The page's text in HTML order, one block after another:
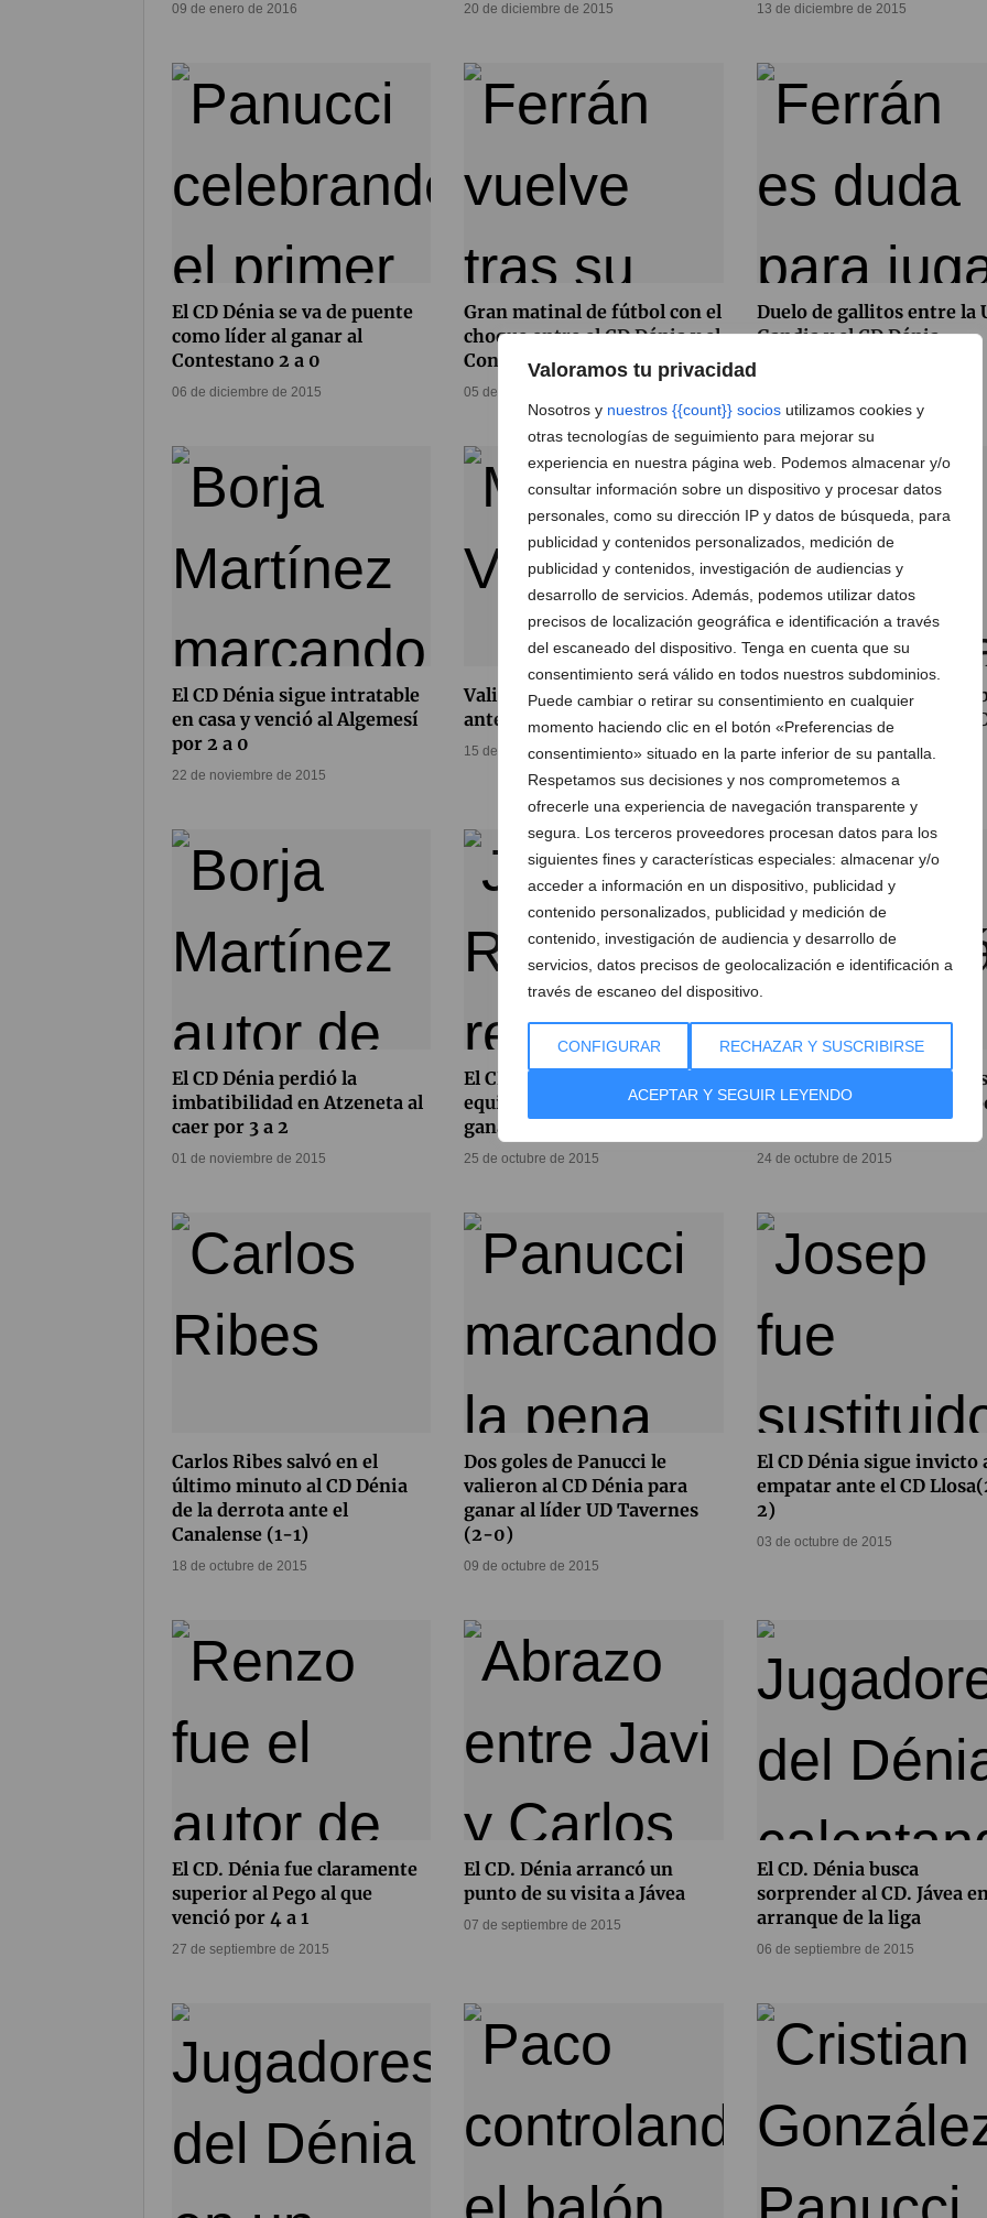
Valoramos tu privacidad
Nosotros y nuestros {{count}} socios utilizamos cookies y
otras tecnologías de seguimiento para mejorar su
experiencia en nuestra página web. Podemos almacenar y/o
consultar información sobre un dispositivo y procesar datos
personales, como su dirección IP y datos de búsqueda, para
publicidad y contenidos personalizados, medición de
publicidad y contenidos, investigación de audiencias y
desarrollo de servicios. Además, podemos utilizar datos
precisos de localización geográfica e identificación a través
del escaneado del dispositivo. Tenga en cuenta que su
consentimiento será válido en todos nuestros subdominios.
Puede cambiar o retirar su consentimiento en cualquier
momento haciendo clic en el botón «Preferencias de
consentimiento» situado en la parte inferior de su pantalla.
Respetamos sus decisiones y nos comprometemos a
ofrecerle una experiencia de navegación transparente y
segura. Los terceros proveedores procesan datos para los
siguientes fines y características especiales: almacenar y/o
acceder a información en un dispositivo, publicidad y
contenido personalizados, publicidad y medición de
contenido, investigación de audiencia y desarrollo de
servicios, datos precisos de geolocalización e identificación a
través de escaneo del dispositivo.
CONFIGURAR RECHAZAR Y SUSCRIBIRSE
ACEPTAR Y SEGUIR LEYENDO
09 de enero de 2016 20 de diciembre de 2015 13 de diciembre de 2015
El CD Dénia se va de puente
como líder al ganar al
Contestano 2 a 0
06 de diciembre de 2015
Gran matinal de fútbol con el
choque entre el CD Dénia y el
Contestano
05 de diciembre de 2015
Duelo de gallitos entre la
Gandia y el CD Dénia
El CD Dénia sigue intratable
en casa y venció al Algemesí
por 2 a 0
22 de noviembre de 2015
Valioso empate del CD Dénia
ante el Alcoyano B (0-0)
15 de noviembre de 2015
El CD Dénia sigue
en su feudo y goleó a la
Oliva(3-0)
08 de noviembre de 2015
El CD Dénia perdió la
imbatibilidad en Atzeneta al
caer por 3 a 2
01 de noviembre de 2015
El CD Dénia es el único
equipo invicto del grupo al
ganar al At. Alginet (4-0)
25 de octubre de 2015
El CD Dénia tiene las
Ferrán y Josep para el
24 de octubre de 2015
Carlos Ribes salvó en el
último minuto al CD Dénia
de la derrota ante el
Canalense (1-1)
18 de octubre de 2015
Dos goles de Panucci le
valieron al CD Dénia para
ganar al líder UD Tavernes
(2-0)
09 de octubre de 2015
El CD Dénia sigue invicto
empatar ante el CD
2)
03 de octubre de 2015
El CD. Dénia fue claramente
superior al Pego al que
venció por 4 a 1
27 de septiembre de 2015
El CD. Dénia arrancó un
punto de su visita a Jávea
07 de septiembre de 2015
El CD. Dénia busca
sorprender al CD. Jávea
arranque de la liga
06 de septiembre de 2015